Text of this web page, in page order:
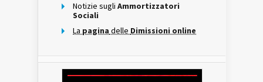
Notizie sugli Ammortizzatori
Sociali
La pagina delle Dimissioni online